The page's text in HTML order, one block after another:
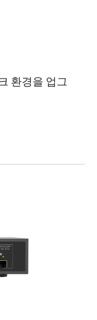
환경을 업그